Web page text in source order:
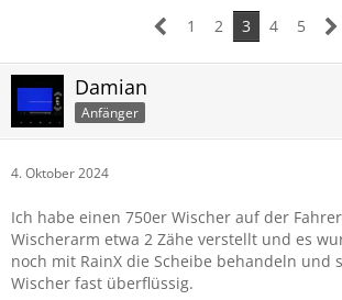
1
2 3 4 5
Damian
Anfänger
4. Oktober 2024
Ich habe einen 750er Wischer auf der
Wischerarm etwa 2 Zähe verstellt und es
noch mit RainX die Scheibe behandeln und
Wischer fast überflüssig.